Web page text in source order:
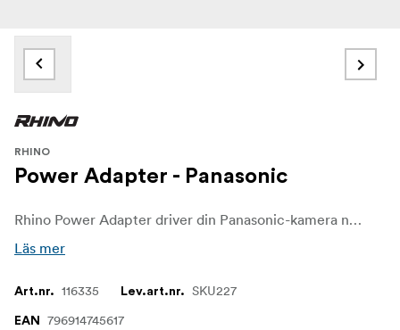
RHINO
Power Adapter - Panasonic
Rhino Power Adapter driver din Panasonic-kamera när den är ansluten till Rhino Arc II. Detta gör att du kan filma och intervjua eller göra en time-lapse och inte behöva oroa dig för att ladda din utrustning. Om du filmar under långa perioder måste du bara ladda en enda sak: Rhino Arc II.
Läs mer
Art.nr. 116335 Lev.art.nr. SKU227
EAN 796914745617